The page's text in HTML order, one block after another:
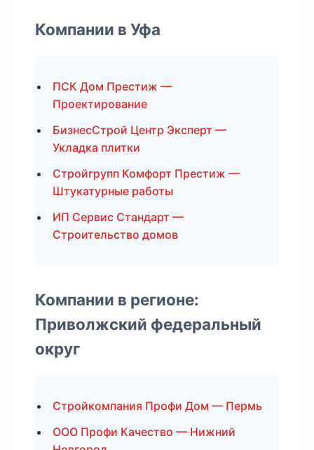
Компании в Уфа
ПСК Дом Престиж —
Проектирование
БизнесСтрой Центр Эксперт —
Укладка плитки
Стройгрупп Комфорт Престиж —
Штукатурные работы
ИП Сервис Стандарт —
Строительство домов
Компании в регионе:
Приволжский федеральный
округ
Стройкомпания Профи Дом — Пермь
ООО Профи Качество — Нижний